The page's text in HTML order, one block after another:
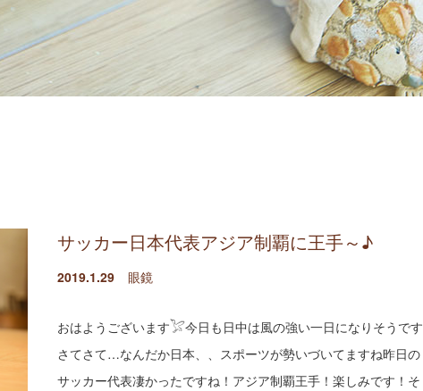
サッカー日本代表アジア制覇に王手～♪
2019.1.29 眼鏡
おはようございます𓅯今日も日中は風の強い一日になりそうです
さてさて…なんだか日本、、スポーツが勢いづいてますね昨日の
サッカー代表凄かったですね！アジア制覇王手！楽しみです！そ